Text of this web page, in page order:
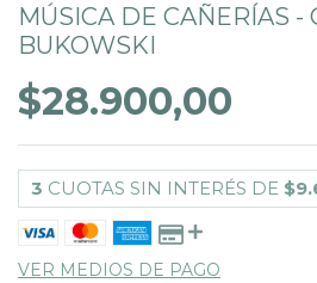
MÚSICA DE CAÑERÍAS -
BUKOWSKI
$28.900,00
3 CUOTAS SIN INTERÉS DE
VER MEDIOS DE PAGO